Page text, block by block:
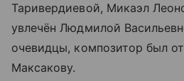
Таривердиевой, Микаэл
увлечён Людмилой
очевидцы, композитор был
Максакову.